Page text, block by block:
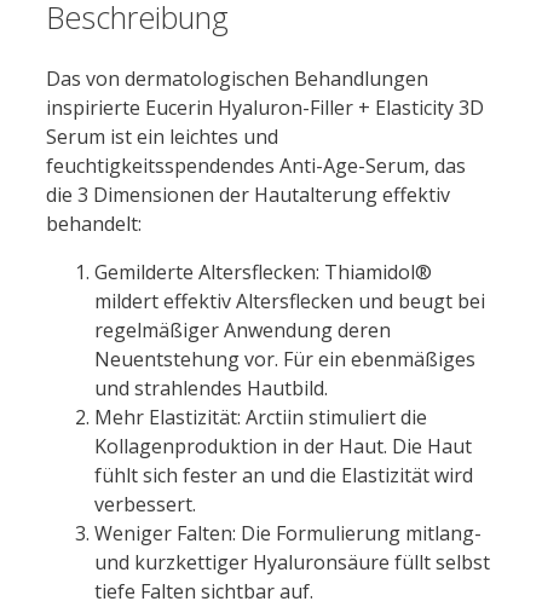
Beschreibung
Das von dermatologischen Behandlungen
inspirierte Eucerin Hyaluron-Filler + Elasticity 3D
Serum ist ein leichtes und
feuchtigkeitsspendendes Anti-Age-Serum, das
die 3 Dimensionen der Hautalterung effektiv
behandelt:
Gemilderte Altersflecken: Thiamidol®
mildert effektiv Altersflecken und beugt bei
regelmäßiger Anwendung deren
Neuentstehung vor. Für ein ebenmäßiges
und strahlendes Hautbild.
Mehr Elastizität: Arctiin stimuliert die
Kollagenproduktion in der Haut. Die Haut
fühlt sich fester an und die Elastizität wird
verbessert.
Weniger Falten: Die Formulierung mitlang-
und kurzkettiger Hyaluronsäure füllt selbst
tiefe Falten sichtbar auf.